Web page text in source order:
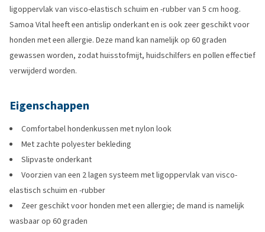
ligoppervlak van visco-elastisch schuim en -rubber van 5 cm hoog.
Samoa Vital heeft een antislip onderkant en is ook zeer geschikt voor
honden met een allergie. Deze mand kan namelijk op 60 graden
gewassen worden, zodat huisstofmijt, huidschilfers en pollen effectief
verwijderd worden.
Eigenschappen
Comfortabel hondenkussen met nylon look
Met zachte polyester bekleding
Slipvaste onderkant
Voorzien van een 2 lagen systeem met ligoppervlak van visco-
elastisch schuim en -rubber
Zeer geschikt voor honden met een allergie; de mand is namelijk
wasbaar op 60 graden